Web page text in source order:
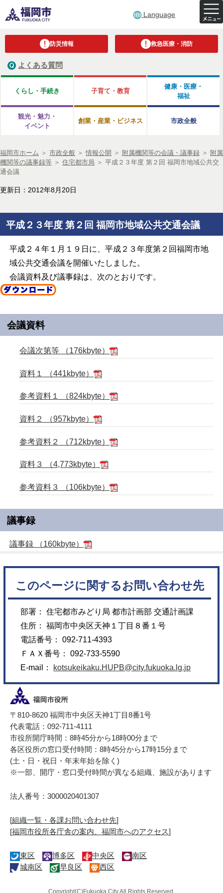
Language
防災情報 救急医療・消防
よくある質問
くらし・手続き 子育て・教育
健康・医療・
福祉
観光・魅力・
イベント
創業・産業・ビジネス 市政全般
福岡市ホーム ＞ 市政全般 ＞ 情報公開 ＞ 附属機関等の会議・議事録 ＞ 附属
機関等の議事録等 ＞ 住宅都市局 ＞ 平成２３年度 第２回 福岡市地域公共交
通会議
更新日：2012年8月20日
平成２３年度 第２回 福岡市地域公共交通会議
平成２４年１月１９日に、平成２３年度第２回福岡市地
域公共交通会議を開催いたしました。
会議資料及び議事録は、次のとおりです。
会議資料
会議次第等 （176kbyte）
資料１ （441kbyte）
参考資料１ （824kbyte）
資料２ （957kbyte）
参考資料２ （712kbyte）
資料３ （4,773kbyte）
参考資料３ （106kbyte）
議事録
議事録 （160kbyte）
このページに関するお問い合わせ先
部署： 住宅都市みどり局 都市計画部 交通計画課
住所： 福岡市中央区天神１丁目８番１号
電話番号： 092-711-4393
ＦＡＸ番号： 092-733-5590
E-mail：
kotsukeikaku.HUPB@city.fukuoka.lg.jp
〒810-8620 福岡市中央区天神1丁目8番1号
代表電話：092-711-4111
市役所開庁時間：8時45分から18時00分まで
各区役所の窓口受付時間：8時45分から17時15分まで
(土・日・祝日・年末年始を除く)
※一部、開庁・窓口受付時間が異なる組織、施設があります
法人番号：3000020401307
[組織一覧・各課お問い合わせ先]
[福岡市役所各庁舎の案内、福岡市へのアクセス]
東区 博多区 中央区
南区
城南区
早良区 西区
Copyright(C)Fukuoka City.All Rights Reserved.